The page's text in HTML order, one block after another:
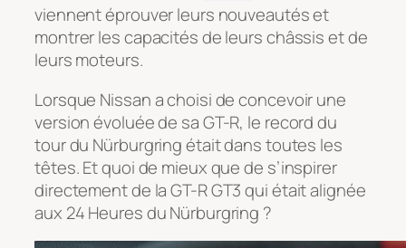
viennent éprouver leurs nouveautés et
montrer les capacités de leurs châssis et de
leurs moteurs.
Lorsque Nissan a choisi de concevoir une
version évoluée de sa GT-R, le record du
tour du Nürburgring était dans toutes les
têtes. Et quoi de mieux que de s’inspirer
directement de la GT-R GT3 qui était alignée
aux 24 Heures du Nürburgring ?